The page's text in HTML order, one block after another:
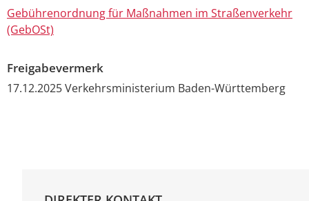
Gebührenordnung für Maßnahmen im Straßenverkehr
(GebOSt)
Freigabevermerk
17.12.2025 Verkehrsministerium Baden-Württemberg